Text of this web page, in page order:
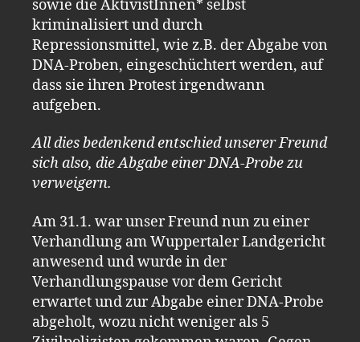
sowie die AktivistInnen* selbst
kriminalisiert und durch
Repressionsmittel, wie z.B. der Abgabe von
DNA-Proben, eingeschüchtert werden, auf
dass sie ihren Protest irgendwann
aufgeben.
All dies bedenkend entschied unserer Freund
sich also, die Abgabe einer DNA-Probe zu
verweigern.
Am 31.1. war unser Freund nun zu einer
Verhandlung am Wuppertaler Landgericht
anwesend und wurde in der
Verhandlungspause vor dem Gericht
erwartet und zur Abgabe einer DNA-Probe
abgeholt, wozu nicht weniger als 5